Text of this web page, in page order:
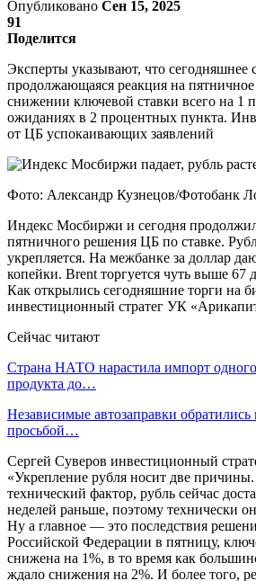
Опубликовано Сен 15, 2025
91
Поделится
Эксперты указывают, что
продолжающаяся реакция на
снижении ключевой ставки всего на 1
ожиданиях в 2 процентных пункта.
от ЦБ успокаивающих заявлений
Фото: Александр Кузнецов/Фотобанк
Индекс Мосбиржи и сегодня
пятничного решения ЦБ по ставке.
укрепляется. На межбанке за доллар
копейки. Brent торгуется чуть выше 67
Как открылись сегодняшние торги на
инвестиционный стратег УК
Сейчас читают
Страна НАТО нарастила импорт одного
продукта до…
Независимые автозаправки
просьбой…
Сергей Суверов инвестиционный
«Укрепление рубля носит две
технический фактор, рубль сейчас
неделей раньше, поэтому технически
Ну а главное — это последствия
Российской Федерации в пятницу,
снижена на 1%, в то время как
ждало снижения на 2%. И более того,